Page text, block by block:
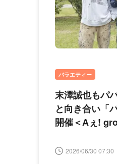
バラエティー
末澤誠也もパ
と向き合い「
開催＜Aぇ!
2026/06/30 07:30